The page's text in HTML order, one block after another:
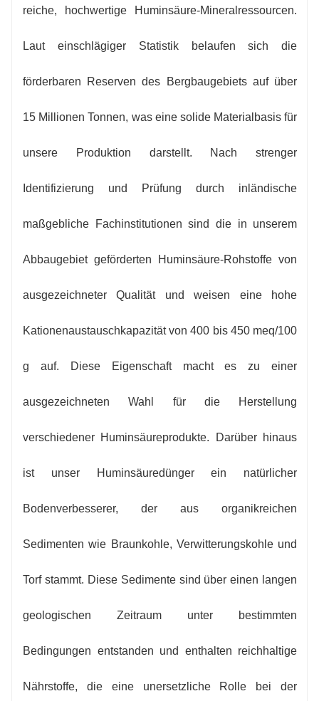
reiche, hochwertige Huminsäure-Mineralressourcen.
Laut einschlägiger Statistik belaufen sich die
förderbaren Reserven des Bergbaugebiets auf über
15 Millionen Tonnen, was eine solide Materialbasis für
unsere Produktion darstellt. Nach strenger
Identifizierung und Prüfung durch inländische
maßgebliche Fachinstitutionen sind die in unserem
Abbaugebiet geförderten Huminsäure-Rohstoffe von
ausgezeichneter Qualität und weisen eine hohe
Kationenaustauschkapazität von 400 bis 450 meq/100
g auf. Diese Eigenschaft macht es zu einer
ausgezeichneten Wahl für die Herstellung
verschiedener Huminsäureprodukte. Darüber hinaus
ist unser Huminsäuredünger ein natürlicher
Bodenverbesserer, der aus organikreichen
Sedimenten wie Braunkohle, Verwitterungskohle und
Torf stammt. Diese Sedimente sind über einen langen
geologischen Zeitraum unter bestimmten
Bedingungen entstanden und enthalten reichhaltige
Nährstoffe, die eine unersetzliche Rolle bei der